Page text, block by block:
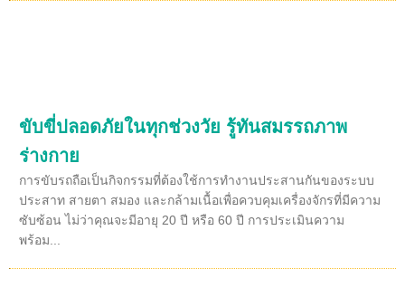
ขับขี่ปลอดภัยในทุกช่วงวัย รู้ทันสมรรถภาพ
ร่างกาย
การขับรถถือเป็นกิจกรรมที่ต้องใช้การทำงานประสานกันของระบบ
ประสาท สายตา สมอง และกล้ามเนื้อเพื่อควบคุมเครื่องจักรที่มีความ
ซับซ้อน ไม่ว่าคุณจะมีอายุ 20 ปี หรือ 60 ปี การประเมินความ
พร้อม...